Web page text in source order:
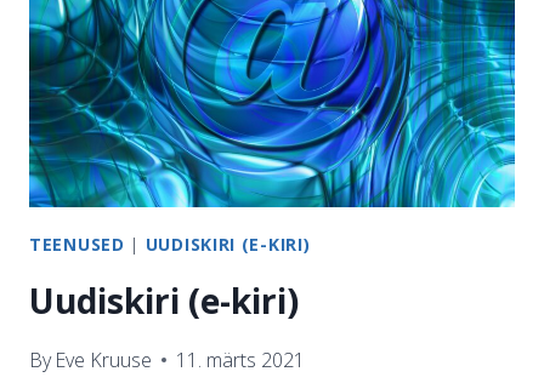
TEENUSED | UUDISKIRI (E-KIRI)
Uudiskiri (e-kiri)
By Eve Kruuse 11. märts 2021